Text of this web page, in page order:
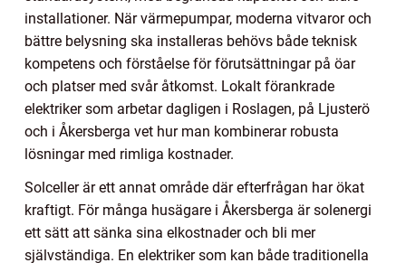
installationer. När värmepumpar, moderna vitvaror och
bättre belysning ska installeras behövs både teknisk
kompetens och förståelse för förutsättningar på öar
och platser med svår åtkomst. Lokalt förankrade
elektriker som arbetar dagligen i Roslagen, på Ljusterö
och i Åkersberga vet hur man kombinerar robusta
lösningar med rimliga kostnader.
Solceller är ett annat område där efterfrågan har ökat
kraftigt. För många husägare i Åkersberga är solenergi
ett sätt att sänka sina elkostnader och bli mer
självständiga. En elektriker som kan både traditionella